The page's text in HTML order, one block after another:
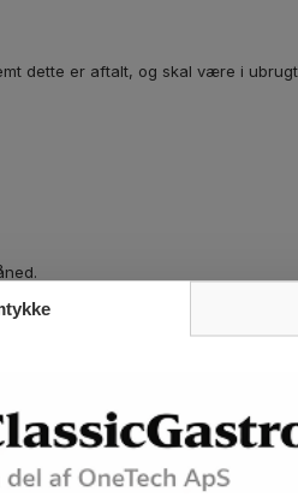
dette er aftalt, og skal være i
betaling er modtaget.
produkter, men ikke for indirekte